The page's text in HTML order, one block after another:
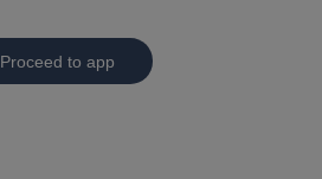
Proceed to app